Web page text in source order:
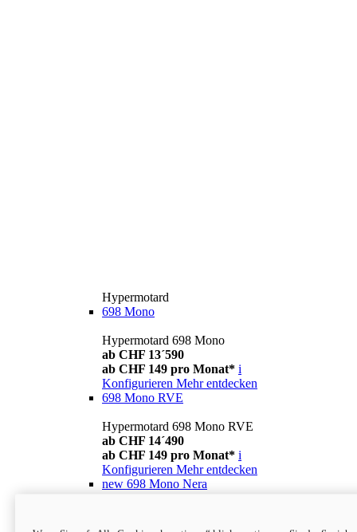
Hypermotard
698 Mono
Hypermotard 698 Mono
ab CHF 13´590
ab CHF 149 pro Monat* i
Konfigurieren Mehr entdecken
698 Mono RVE
Hypermotard 698 Mono RVE
ab CHF 14´490
ab CHF 149 pro Monat* i
Konfigurieren Mehr entdecken
new 698 Mono Nera
ab CHF 13´990